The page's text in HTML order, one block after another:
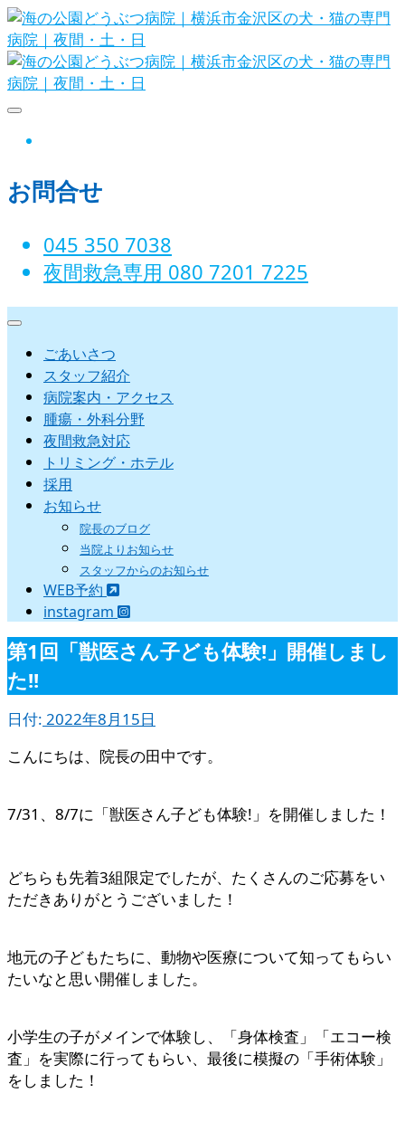
Skip
to
content
日
お問合せ
045 350 7038‬
夜間救急専用 080 7201 7225‬
ごあいさつ
スタッフ紹介
病院案内・アクセス
腫瘍・外科分野
夜間救急対応
トリミング・ホテル
採用
お知らせ
院長のブログ
当院よりお知らせ
スタッフからのお知らせ
WEB予約
instagram
第1回「獣医さん子ども体験!」開催しまし
た!!
日付: 2022年8月15日
こんにちは、院長の田中です。
7/31、8/7に「獣医さん子ども体験!」を開催しました！
どちらも先着3組限定でしたが、たくさんのご応募をい
ただきありがとうございました！
地元の子どもたちに、動物や医療について知ってもらい
たいなと思い開催しました。
小学生の子がメインで体験し、「身体検査」「エコー検
査」を実際に行ってもらい、最後に模擬の「手術体験」
をしました！